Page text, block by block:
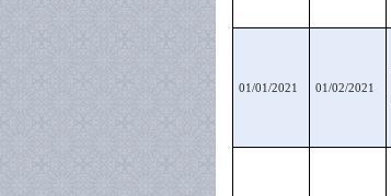
01/01/2021 01/02/2021